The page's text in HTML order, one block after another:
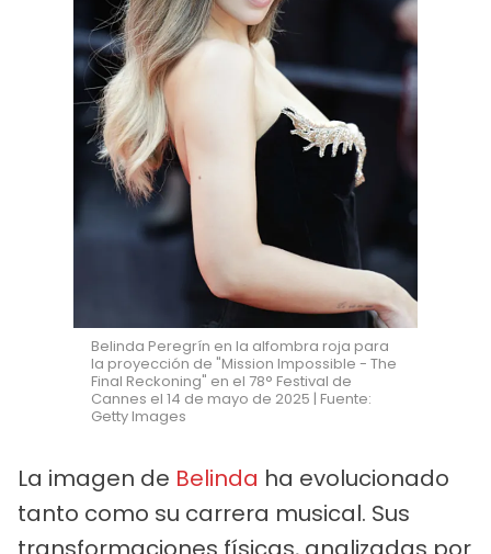
Belinda Peregrín en la alfombra roja para
la proyección de "Mission Impossible - The
Final Reckoning" en el 78° Festival de
Cannes el 14 de mayo de 2025 | Fuente:
Getty Images
La imagen de Belinda ha evolucionado
tanto como su carrera musical. Sus